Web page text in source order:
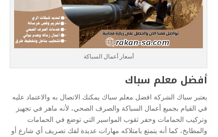
أسعار أعمال السباكة
أفضل معلم سباك
يعتبر سباك الشركة افضل معلم سباك يمكنك الاتصال به والاعتماد عليه
في القيام بجميع أعمال السباكة والصرف الصحي، لأنه ماهر في تجهيز
وتركيب الحمامات وحفر ثقوب المواسير التي توضع في الحمامات
والمطابخ، كما أنه يتمتع بامتلاكه مهارات عديدة لفك تصريف أي شارع أو